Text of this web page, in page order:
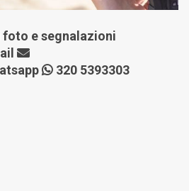
foto e segnalazioni
320 5393303